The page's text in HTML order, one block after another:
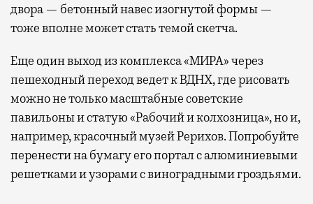
двора — бетонный навес изогнутой формы —
тоже вполне может стать темой скетча.
Еще один выход из комплекса «МИРА» через
пешеходный переход ведет к ВДНХ, где рисовать
можно не только масштабные советские
павильоны и статую «Рабочий и колхозница», но и,
например, красочный музей Рерихов. Попробуйте
перенести на бумагу его портал с алюминиевыми
решетками и узорами с виноградными гроздьями.